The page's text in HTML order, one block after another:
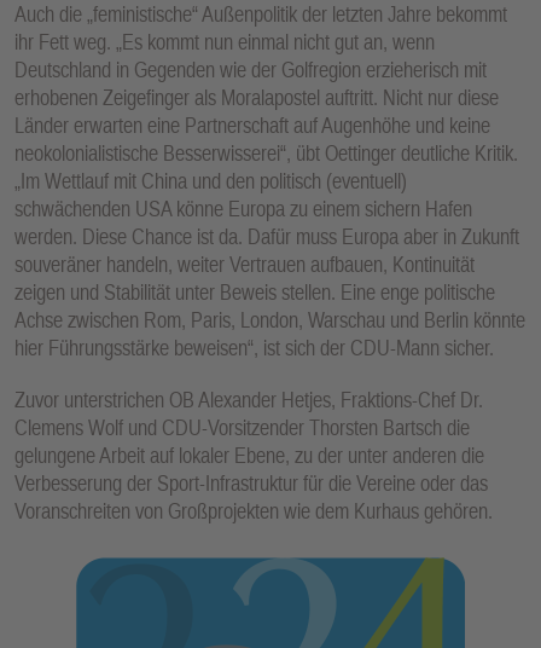
Auch die „feministische“ Außenpolitik der letzten Jahre bekommt
ihr Fett weg. „Es kommt nun einmal nicht gut an, wenn
Deutschland in Gegenden wie der Golfregion erzieherisch mit
erhobenen Zeigefinger als Moralapostel auftritt. Nicht nur diese
Länder erwarten eine Partnerschaft auf Augenhöhe und keine
neokolonialistische Besserwisserei“, übt Oettinger deutliche Kritik.
„Im Wettlauf mit China und den politisch (eventuell)
schwächenden USA könne Europa zu einem sichern Hafen
werden. Diese Chance ist da. Dafür muss Europa aber in Zukunft
souveräner handeln, weiter Vertrauen aufbauen, Kontinuität
zeigen und Stabilität unter Beweis stellen. Eine enge politische
Achse zwischen Rom, Paris, London, Warschau und Berlin könnte
hier Führungsstärke beweisen“, ist sich der CDU-Mann sicher.
Zuvor unterstrichen OB Alexander Hetjes, Fraktions-Chef Dr.
Clemens Wolf und CDU-Vorsitzender Thorsten Bartsch die
gelungene Arbeit auf lokaler Ebene, zu der unter anderen die
Verbesserung der Sport-Infrastruktur für die Vereine oder das
Voranschreiten von Großprojekten wie dem Kurhaus gehören.